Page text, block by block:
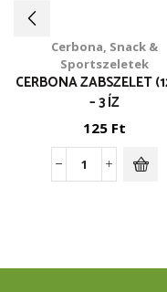
Cerbona, Snack &
Sportszeletek
CERBONA ZABSZELET
– 3 ÍZ
125 Ft
Cerbona